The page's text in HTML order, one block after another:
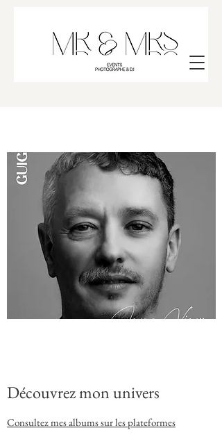
Découvrez mon univers
Consultez mes albums sur les plateformes